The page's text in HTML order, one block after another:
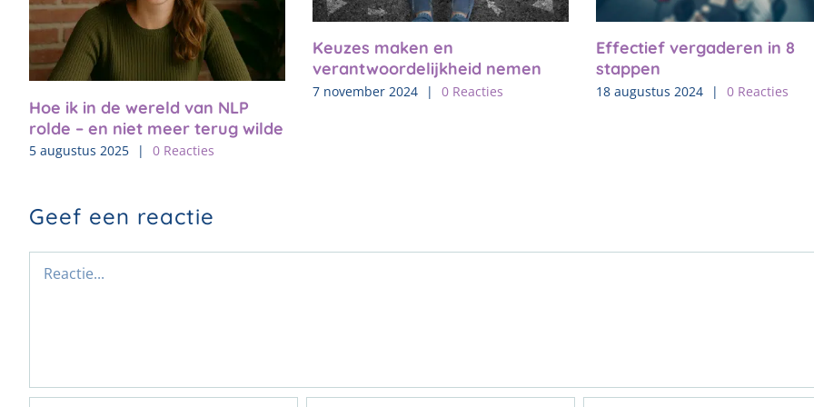
Hoe ik in de wereld van NLP
rolde – en niet meer terug wilde
5 augustus 2025 | 0 Reacties
Keuzes maken en
verantwoordelijkheid nemen
7 november 2024 | 0 Reacties
Effectief vergaderen in 8
stappen
18 augustus 2024 | 0 Reacties
Geef een reactie
Reactie